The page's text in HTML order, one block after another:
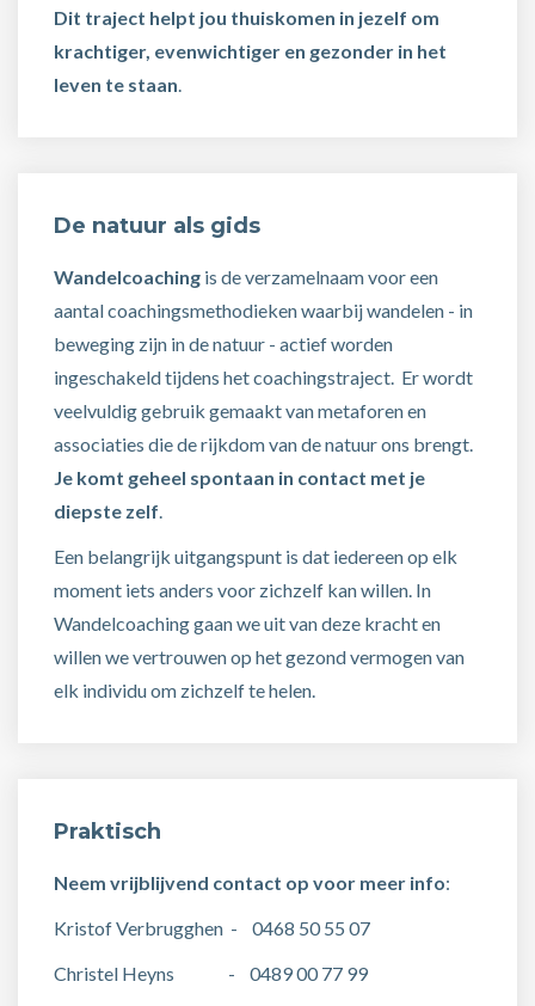
Dit traject helpt jou thuiskomen in jezelf om
krachtiger, evenwichtiger en gezonder in het
leven te staan.
De natuur als gids
Wandelcoaching is de verzamelnaam voor een
aantal coachingsmethodieken waarbij wandelen - in
beweging zijn in de natuur - actief worden
ingeschakeld tijdens het coachingstraject. Er wordt
veelvuldig gebruik gemaakt van metaforen en
associaties die de rijkdom van de natuur ons brengt.
Je komt geheel spontaan in contact met je
diepste zelf.
Een belangrijk uitgangspunt is dat iedereen op elk
moment iets anders voor zichzelf kan willen. In
Wandelcoaching gaan we uit van deze kracht en
willen we vertrouwen op het gezond vermogen van
elk individu om zichzelf te helen.
Praktisch
Neem vrijblijvend contact op voor meer info:
Kristof Verbrugghen - 0468 50 55 07
Christel Heyns - 0489 00 77 99